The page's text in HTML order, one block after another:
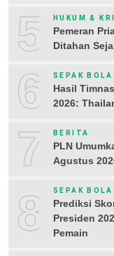
5 HUKUM &
Pemeran
Ditahan
6 SEPAK BOLA
Hasil
2026:
7 BERITA
PLN
Agustus
8 SEPAK BOLA
Prediksi
Presiden
Pemain